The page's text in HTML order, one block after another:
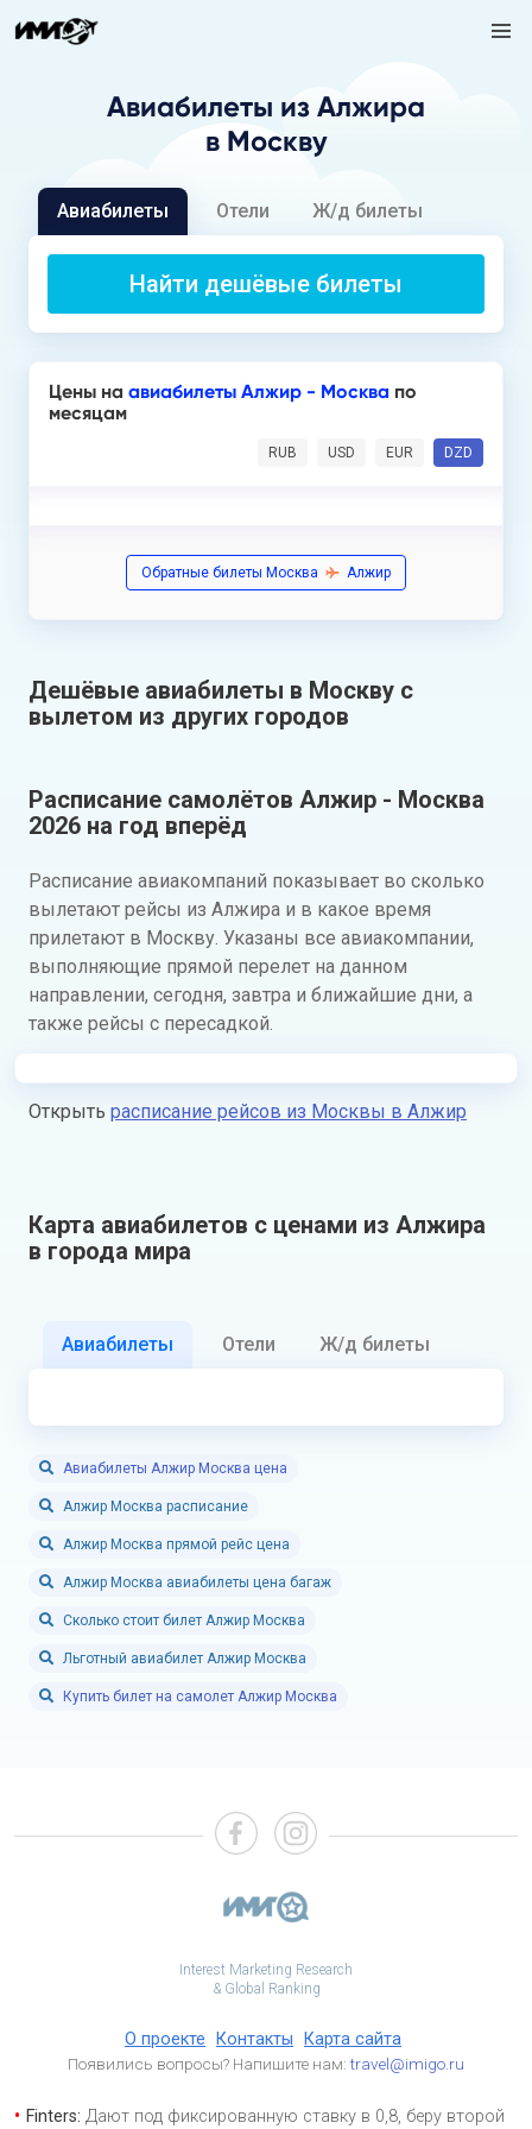
Авиабилеты из Алжира
в Москву
Авиабилеты Отели Ж/д билеты
Найти дешёвые билеты
Цены на авиабилеты Алжир - Москва по
месяцам
RUB USD EUR DZD
Обратные билеты Москва Алжир
Дешёвые авиабилеты в Москву с
вылетом из других городов
Расписание самолётов Алжир - Москва
2026 на год вперёд
Расписание авиакомпаний показывает во сколько
вылетают рейсы из Алжира и в какое время
прилетают в Москву. Указаны все авиакомпании,
выполняющие прямой перелет на данном
направлении, сегодня, завтра и ближайшие дни, а
также рейсы с пересадкой.
Открыть расписание рейсов из Москвы в Алжир
Карта авиабилетов с ценами из Алжира
в города мира
Авиабилеты Отели Ж/д билеты
Авиабилеты Алжир Москва цена
Алжир Москва расписание
Алжир Москва прямой рейс цена
Алжир Москва авиабилеты цена багаж
Сколько стоит билет Алжир Москва
Льготный авиабилет Алжир Москва
Купить билет на самолет Алжир Москва
Interest Marketing Research
& Global Ranking
О проекте Контакты Карта сайта
Появились вопросы? Напишите нам:travel@imigo.ru
Finters: Дают под фиксированную ставку в 0,8, беру второй